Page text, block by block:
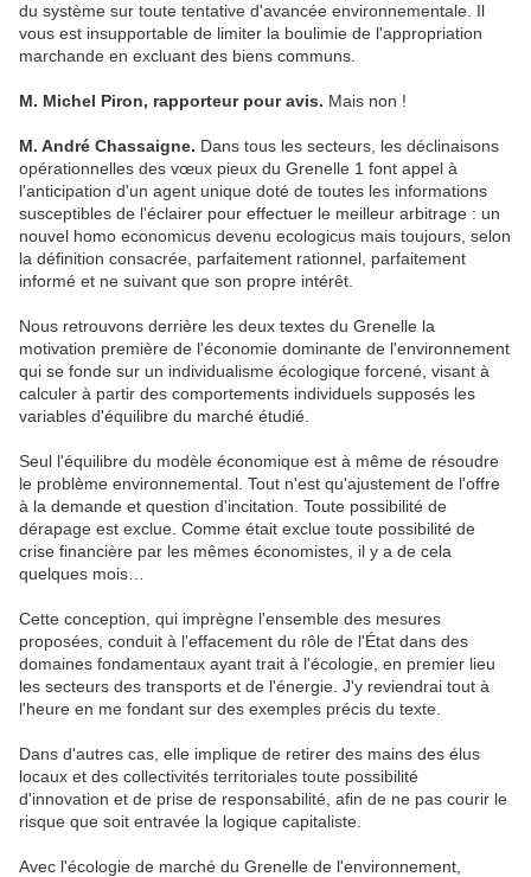
du système sur toute tentative d'avancée environnementale. Il
vous est insupportable de limiter la boulimie de l'appropriation
marchande en excluant des biens communs.
M. Michel Piron, rapporteur pour avis. Mais non !
M. André Chassaigne. Dans tous les secteurs, les déclinaisons
opérationnelles des vœux pieux du Grenelle 1 font appel à
l'anticipation d'un agent unique doté de toutes les informations
susceptibles de l'éclairer pour effectuer le meilleur arbitrage : un
nouvel homo economicus devenu ecologicus mais toujours, selon
la définition consacrée, parfaitement rationnel, parfaitement
informé et ne suivant que son propre intérêt.
Nous retrouvons derrière les deux textes du Grenelle la
motivation première de l'économie dominante de l'environnement
qui se fonde sur un individualisme écologique forcené, visant à
calculer à partir des comportements individuels supposés les
variables d'équilibre du marché étudié.
Seul l'équilibre du modèle économique est à même de résoudre
le problème environnemental. Tout n'est qu'ajustement de l'offre
à la demande et question d'incitation. Toute possibilité de
dérapage est exclue. Comme était exclue toute possibilité de
crise financière par les mêmes économistes, il y a de cela
quelques mois…
Cette conception, qui imprègne l'ensemble des mesures
proposées, conduit à l'effacement du rôle de l'État dans des
domaines fondamentaux ayant trait à l'écologie, en premier lieu
les secteurs des transports et de l'énergie. J'y reviendrai tout à
l'heure en me fondant sur des exemples précis du texte.
Dans d'autres cas, elle implique de retirer des mains des élus
locaux et des collectivités territoriales toute possibilité
d'innovation et de prise de responsabilité, afin de ne pas courir le
risque que soit entravée la logique capitaliste.
Avec l'écologie de marché du Grenelle de l'environnement,